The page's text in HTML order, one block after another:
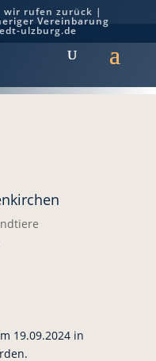
wir rufen zurück |
Vereinbarung
ulzburg.de
19.09.2024 in